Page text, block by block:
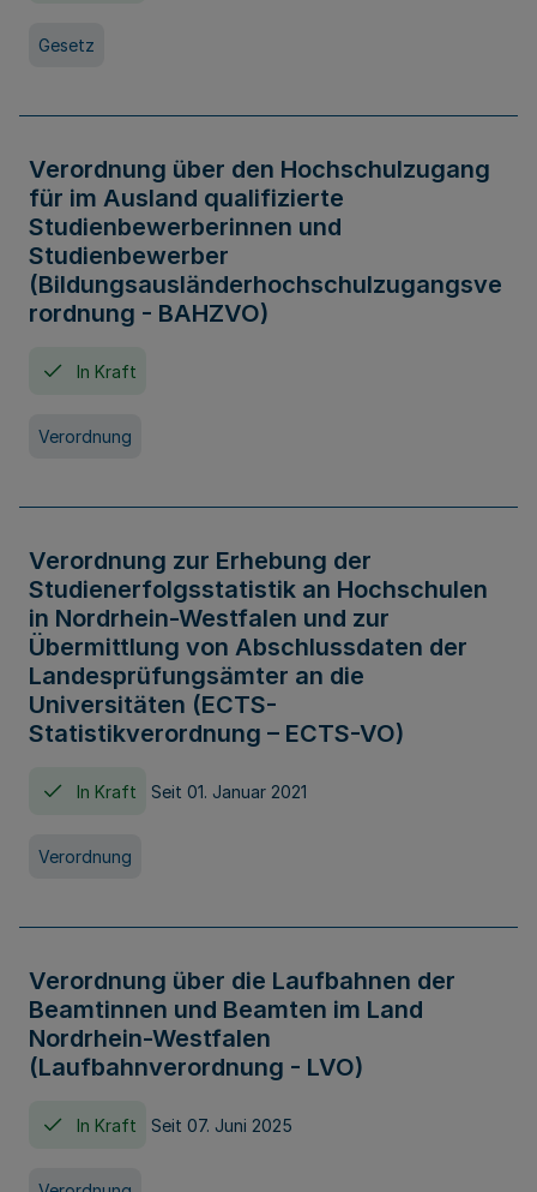
Gesetz
Verordnung über den Hochschulzugang
für im Ausland qualifizierte
Studienbewerberinnen und
Studienbewerber
(Bildungsausländerhochschulzugangsve
rordnung - BAHZVO)
In Kraft
Verordnung
Verordnung zur Erhebung der
Studienerfolgsstatistik an Hochschulen
in Nordrhein-Westfalen und zur
Übermittlung von Abschlussdaten der
Landesprüfungsämter an die
Universitäten (ECTS-
Statistikverordnung – ECTS-VO)
In Kraft Seit 01. Januar 2021
Verordnung
Verordnung über die Laufbahnen der
Beamtinnen und Beamten im Land
Nordrhein-Westfalen
(Laufbahnverordnung - LVO)
In Kraft Seit 07. Juni 2025